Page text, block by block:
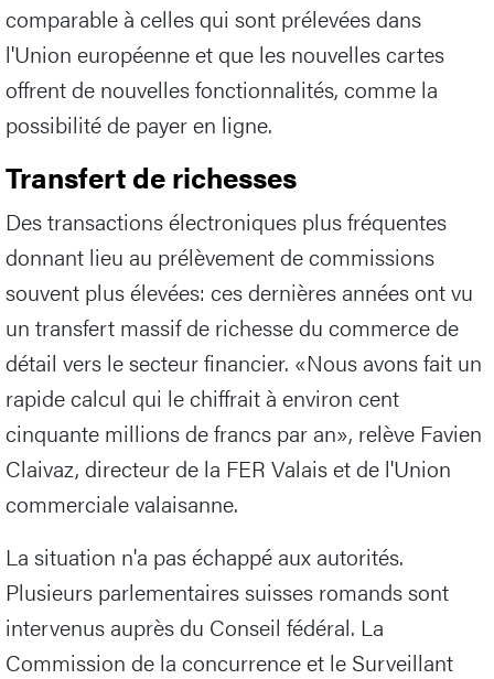
comparable à celles qui sont prélevées dans
l'Union européenne et que les nouvelles cartes
offrent de nouvelles fonctionnalités, comme la
possibilité de payer en ligne.
Transfert de richesses
Des transactions électroniques plus fréquentes
donnant lieu au prélèvement de commissions
souvent plus élevées: ces dernières années ont vu
un transfert massif de richesse du commerce de
détail vers le secteur financier. «Nous avons fait un
rapide calcul qui le chiffrait à environ cent
cinquante millions de francs par an», relève Favien
Claivaz, directeur de la FER Valais et de l'Union
commerciale valaisanne.
La situation n'a pas échappé aux autorités.
Plusieurs parlementaires suisses romands sont
intervenus auprès du Conseil fédéral. La
Commission de la concurrence et le Surveillant